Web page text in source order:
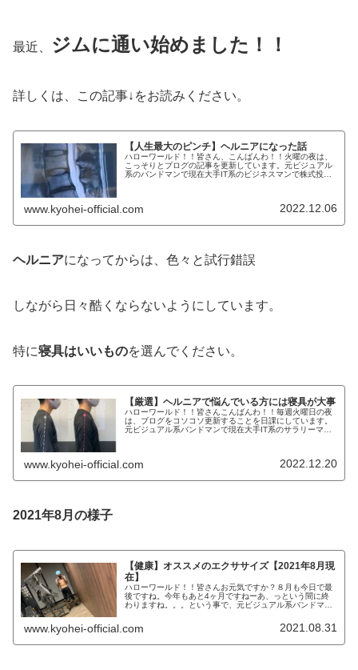
最近、 ジムに通い始めました！！
詳しくは、この記事↓をお読みください。
【人生最大のピンチ】ヘルニアになった話
ハローワールド！！皆さん、こんばんわ！！火曜の夜は、
こっそりとブログの記事を更新しています。元ビジュアル
系のバンドマンで現在大手IT系のビジネスマンで株式投資
www.kyohei-official.com 2022.12.06
ヘルニアになってからは、色々と試行錯誤
しながら日々酷くならないようにしています。
特に寝具はいいものを選んでください。
【厳選】ヘルニアで悩んでいる方には寝具が大事
ハローワールド！！皆さんこんばんわ！！毎週火曜日の夜
は、ブログをコソコソ更新することを日課にしています。
元ビジュアル系バンドマンで現在大手IT系のサラリーマン
www.kyohei-official.com 2022.12.20
2021年8月の様子
【健康】オススメのエクササイズ【2021年8月現
在】
ハローワールド！！皆さんお元気ですか？８月も今日で最
後ですね。今年もあと4ヶ月ですねーあ、っという間に終
わりますね。。。という事で、元ビジュアル系バンドマン
www.kyohei-official.com 2021.08.31